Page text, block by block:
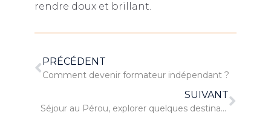
rendre doux et brillant.
PRÉCÉDENT
Comment devenir formateur indépendant ?
SUIVANT
Séjour au Pérou, explorer quelques destinations intéressantes